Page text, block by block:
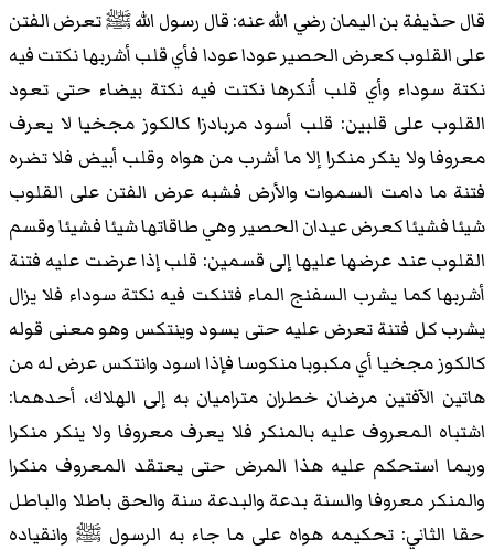
قال حذيفة بن اليمان رضي الله عنه: قال رسول الله ﷺ تعرض الفتن
على القلوب كعرض الحصير عودا عودا فأي قلب أشربها نكتت فيه
نكتة سوداء وأي قلب أنكرها نكتت فيه نكتة بيضاء حتى تعود
القلوب على قلبين: قلب أسود مربادزا كالكوز مجخيا لا يعرف
معروفا ولا ينكر منكرا إلا ما أشرب من هواه وقلب أبيض فلا تضره
فتنة ما دامت السموات والأرض فشبه عرض الفتن على القلوب
شيئا فشيئا كعرض عيدان الحصير وهي طاقاتها شيئا فشيئا وقسم
القلوب عند عرضها عليها إلى قسمين: قلب إذا عرضت عليه فتنة
أشربها كما يشرب السفنج الماء فتنكت فيه نكتة سوداء فلا يزال
يشرب كل فتنة تعرض عليه حتى يسود وينتكس وهو معنى قوله
كالكوز مجخيا أي مكبوبا منكوسا فإذا اسود وانتكس عرض له من
هاتين الآفتين مرضان خطران متراميان به إلى الهلاك، أحدهما:
اشتباه المعروف عليه بالمنكر فلا يعرف معروفا ولا ينكر منكرا
وربما استحكم عليه هذا المرض حتى يعتقد المعروف منكرا
والمنكر معروفا والسنة بدعة والبدعة سنة والحق باطلا والباطل
حقا الثاني: تحكيمه هواه على ما جاء به الرسول ﷺ وانقياده